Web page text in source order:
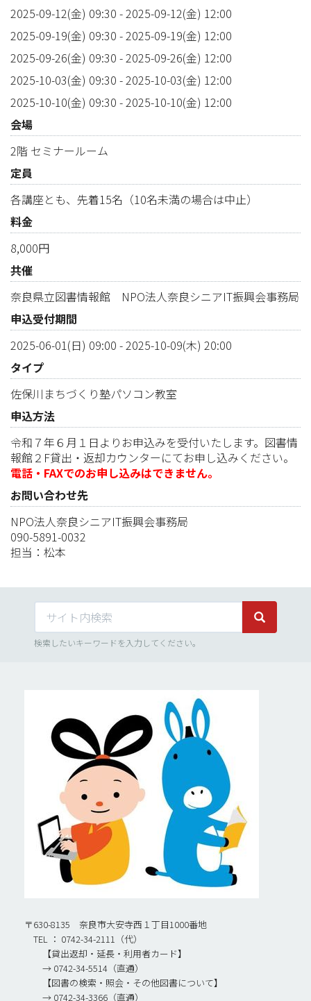
2025-09-12(金) 09:30 -2025-09-12(金) 12:00
2025-09-19(金) 09:30 -2025-09-19(金) 12:00
2025-09-26(金) 09:30 -2025-09-26(金) 12:00
2025-10-03(金) 09:30 -2025-10-03(金) 12:00
2025-10-10(金) 09:30 -2025-10-10(金) 12:00
会場
2階 セミナールーム
定員
各講座とも、先着15名（10名未満の場合は中止）
料金
8,000円
共催
奈良県立図書情報館 NPO法人奈良シニアIT振興会事務局
申込受付期間
2025-06-01(日) 09:00 -2025-10-09(木) 20:00
タイプ
佐保川まちづくり塾パソコン教室
申込方法
令和７年６月１日よりお申込みを受付いたします。図書情
報館２F貸出・返却カウンターにてお申し込みください。
電話・FAXでのお申し込みはできません。
お問い合わせ先
NPO法人奈良シニアIT振興会事務局
090-5891-0032
担当：松本
サイト内検索 サイト内
検索したいキーワードを入力してください。
〒630-8135 奈良市大安寺西１丁目1000番地
TEL ： 0742-34-2111（代）
【貸出返却・延長・利用者カード】
→ 0742-34-5514（直通）
【図書の検索・照会・その他図書について】
→ 0742-34-3366（直通）